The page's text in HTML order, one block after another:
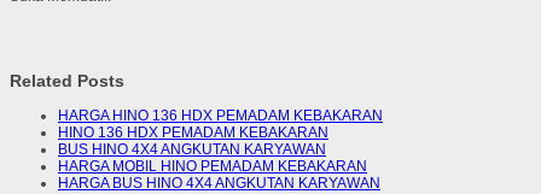
Related Posts
HARGA HINO 136 HDX PEMADAM KEBAKARAN
HINO 136 HDX PEMADAM KEBAKARAN
BUS HINO 4X4 ANGKUTAN KARYAWAN
HARGA MOBIL HINO PEMADAM KEBAKARAN
HARGA BUS HINO 4X4 ANGKUTAN KARYAWAN